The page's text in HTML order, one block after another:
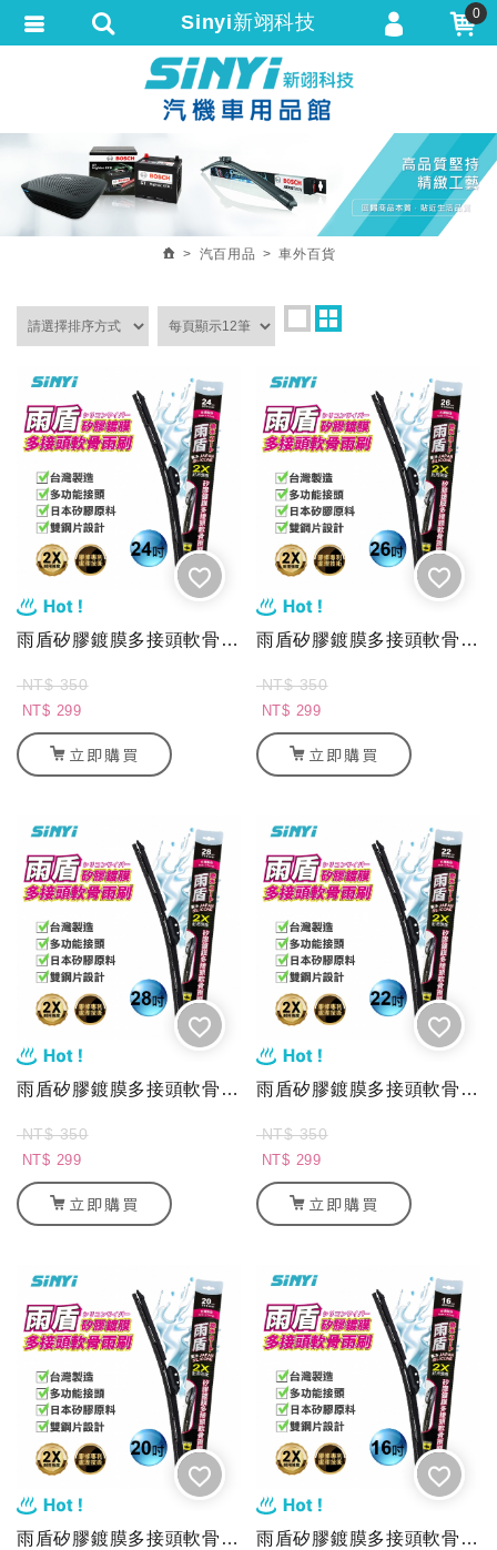
汽百用品 車外百貨
雨盾矽膠鍍膜多接頭軟骨雨刷-24吋
NT$ 350
NT$ 299
立即購買
雨盾矽膠鍍膜多接頭軟骨雨刷-26吋
NT$ 350
NT$ 299
立即購買
雨盾矽膠鍍膜多接頭軟骨雨刷-28吋
NT$ 350
NT$ 299
立即購買
雨盾矽膠鍍膜多接頭軟骨雨刷-22吋
NT$ 350
NT$ 299
立即購買
雨盾矽膠鍍膜多接頭軟骨雨刷-20吋 雨盾矽膠鍍膜多接頭軟骨雨刷-16吋
Sinyi新翊科技 0
會員登入
會員註冊
訂單查詢
追蹤清單
繁體中文